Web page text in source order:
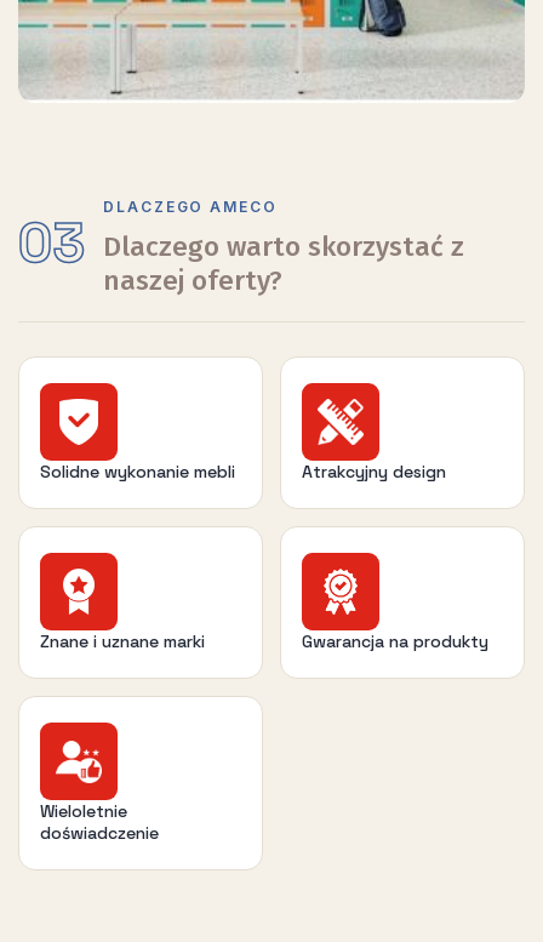
03
DLACZEGO AMECO
Dlaczego warto skorzystać z
naszej oferty?
Solidne wykonanie mebli Atrakcyjny design
Znane i uznane marki Gwarancja na produkty
Wieloletnie
doświadczenie